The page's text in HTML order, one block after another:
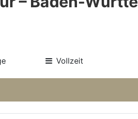
Vollzeit